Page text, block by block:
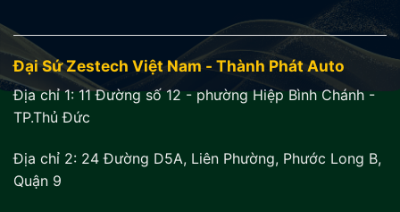
Đại Sứ Zestech Việt Nam - Thành Phát Auto
Địa chỉ 1: 11 Đường số 12 - phường Hiệp Bình Chánh -
TP.Thủ Đức
Địa chỉ 2: 24 Đường D5A, Liên Phường, Phước Long B,
Quận 9